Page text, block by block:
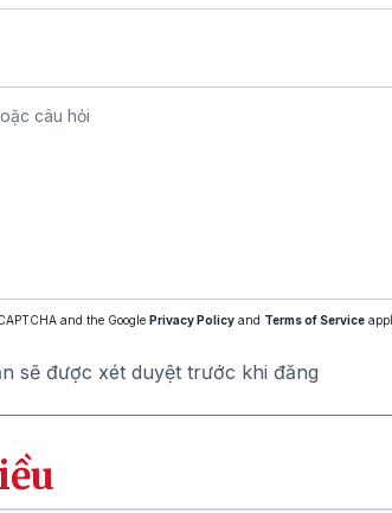
and the Google Privacy Policy and Terms of Service
sẽ được xét duyệt trước khi đăng